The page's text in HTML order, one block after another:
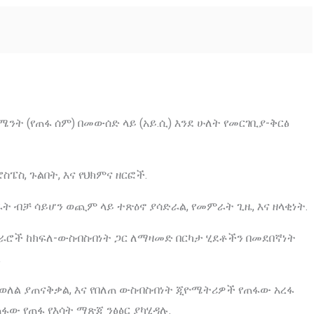
(የጠፋ ሰም) በመውሰድ ላይ (አይ.ሲ) እንደ ሁለት የመርገቢያ-ቅርፅ
ጉልበት, እና የህክምና ዘርፎች.
ብቻ ሳይሆን ወጪም ላይ ተጽዕኖ ያሳድራል, የመምራት ጊዜ, እና ዘላቂነት.
ከክፍለ-ውስብስብነት ጋር ለማዛመድ በርካታ ሂደቶችን በመደበኛነት
ያጠናቅቃል, እና የበለጠ ውስብስብነት ጂዮሜትሪዎች የጠፋው አረፋ
የጠፋ የእሳት ማጽጃ ንፅፅር ያካሂዳሉ.